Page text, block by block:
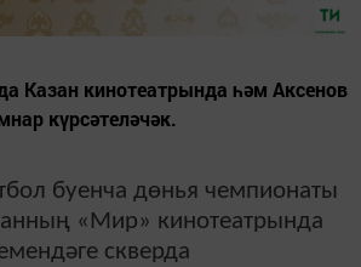
Казан кинотеатрында һәм Аксенов
күрсәтеләчәк.
буенча дөнья чемпионаты
«Мир» кинотеатрында
скверда